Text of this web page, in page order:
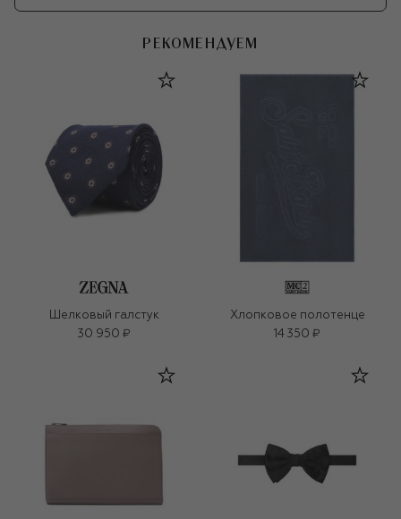
РЕКОМЕНДУЕМ
Шелковый галстук
30 950 ₽
Хлопковое полотенце
14 350 ₽